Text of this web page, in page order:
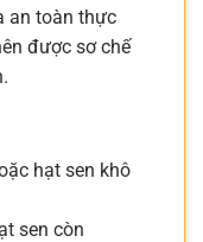
an toàn thực
được sơ chế
hạt sen khô
sen còn